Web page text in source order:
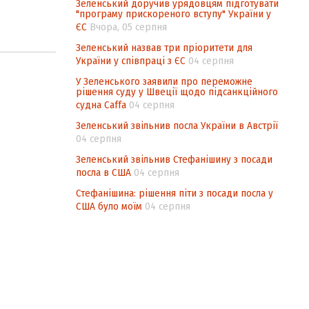
Зеленський доручив урядовцям підготувати
"програму прискореного вступу" України у
ЄС Вчора, 05 серпня
Зеленський назвав три пріоритети для
України у співпраці з ЄС 04 серпня
У Зеленського заявили про переможне
рішення суду у Швеції щодо підсанкційного
судна Caffa 04 серпня
Зеленський звільнив посла України в Австрії
04 серпня
Зеленський звільнив Стефанішину з посади
посла в США 04 серпня
Стефанішина: рішення піти з посади посла у
США було моїм 04 серпня